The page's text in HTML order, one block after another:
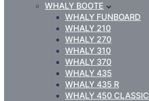
WHALY BOOTE
WHALY FUNBOARD
WHALY 210
WHALY 270
WHALY 310
WHALY 370
WHALY 435
WHALY 435 R
WHALY 450 CLASSIC